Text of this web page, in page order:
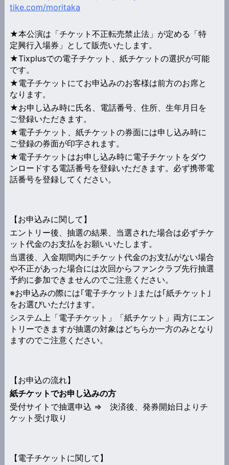
tike.com/moritaka
★本公演は「チケット不正転売禁止法」が定める「特
定興行入場券」として販売いたします。
★Tixplusでの電子チケット、紙チケットの選択が可能
です。
★電子チケットにてお申込みのお客様は前方のお席と
なります。
★お申し込み時に氏名、電話番号、住所、生年月日を
ご登録いただきます。
★電子チケット、紙チケットの券面には申し込み時に
ご登録の券面が印字されます。
★電子チケットはお申し込み時に電子チケットをダウ
ンロードする電話番号を登録いただきます。必ず携帯電
話番号を登録してください。
【お申込みに関して】
エントリー後、抽選の結果、当選された場合は必ずチケ
ット代金のお支払をお願いいたします。
当選後、入金期間内にチケット代金のお支払がない場合
や不正があった場合には次回からファンクラブ先行抽選
予約に参加できませんのでご注意ください。
※お申込みの際には｢電子チケット｣または｢紙チケット｣
をお選びいただけます。
システム上「電子チケット」「紙チケット」両方にエン
トリーできますが抽選の対象はどちらか一方のみとなり
ますのでご注意ください。
【お申込の流れ】
紙チケットでお申し込みの方
受付サイトで抽選申込 ⇒ 決済後、発券開始日よりチ
ケット受け取り
【電子チケットに関して】